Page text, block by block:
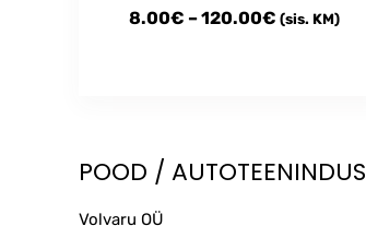
8.00€ –120.00€ Price
(sis. KM)
multiple
variants.
options
POOD / AUTOTEENINDUS
Volvaru OÜ